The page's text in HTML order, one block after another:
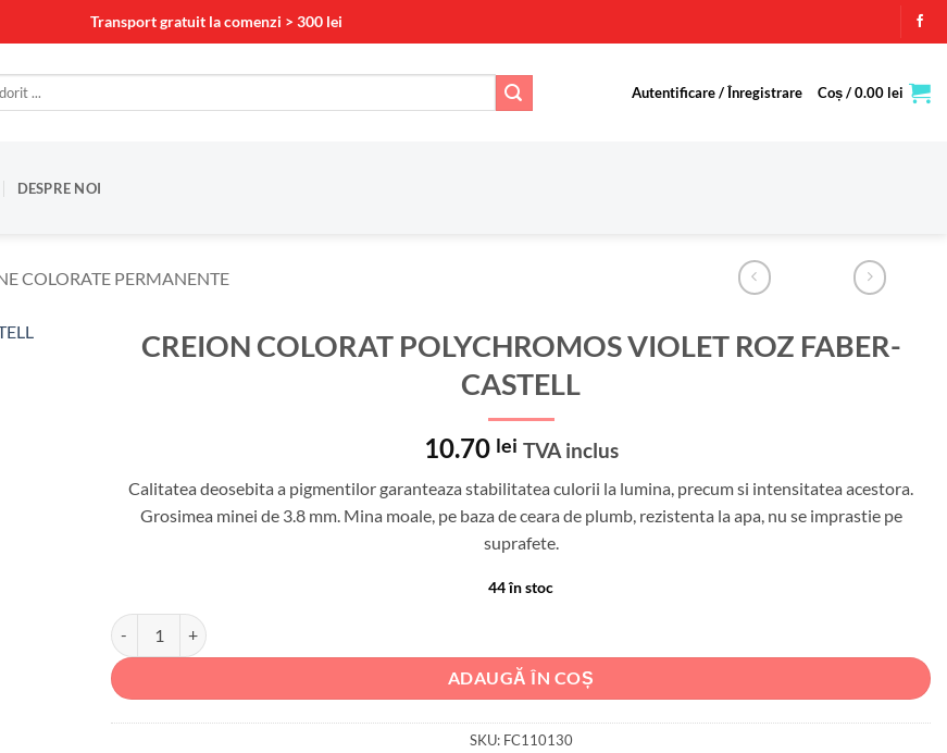
Transport gratuit la comenzi > 300 lei
Autentificare / Înregistrare Coș /0.00 lei
DESPRE NOI
COLORATE PERMANENTE
CREION COLORAT POLYCHROMOS VIOLET ROZ FABER-
CASTELL
10.70 lei TVA inclus
Calitatea deosebita a pigmentilor garanteaza stabilitatea culorii la lumina, precum si intensitatea acestora.
Grosimea minei de 3.8 mm. Mina moale, pe baza de ceara de plumb, rezistenta la apa, nu se imprastie pe
suprafete.
44 în stoc
Cantitate CREION COLORAT POLYCHROMOS VIOLET ROZ FABER-CASTELL
ADAUGĂ ÎN COȘ
SKU: FC110130